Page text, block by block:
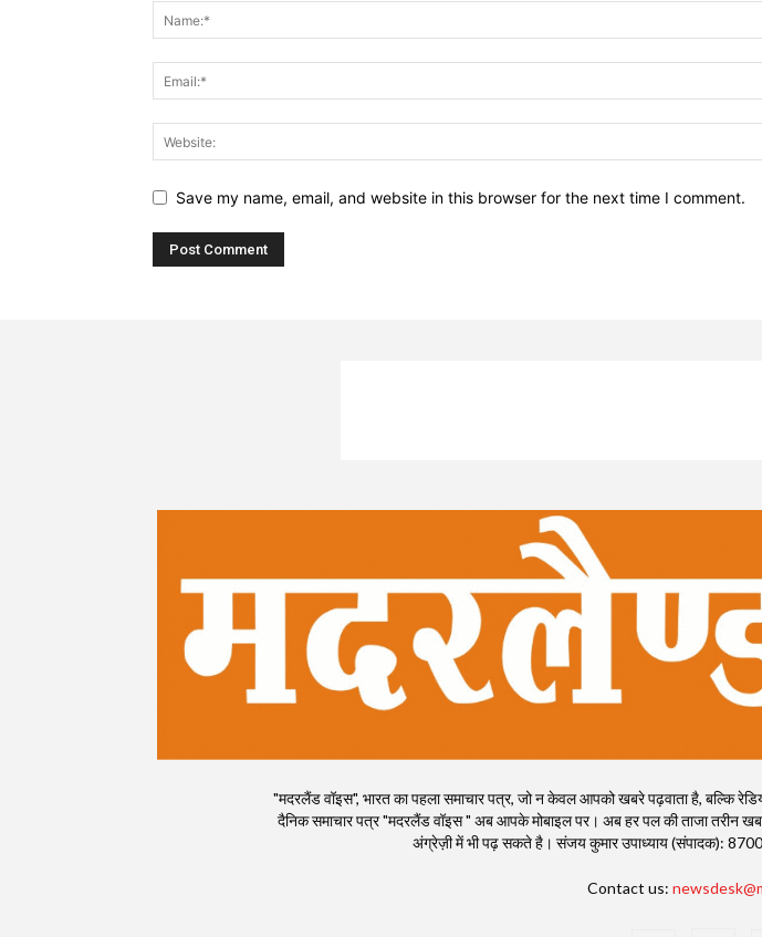
Save my name, email, and website in this browser for the next time I comment.
"मदरलैंड वॉइस", भारत का पहला समाचार पत्र, जो न केवल आपको खबरे पढ़वाता है, बल्कि
दैनिक समाचार पत्र "मदरलैंड वॉइस " अब आपके मोबाइल पर। अब हर पल की ताजा तरीन
अंग्रेज़ी में भी पढ़ सकते है। संजय कुमार उपाध्याय (संपादक):
Contact us: